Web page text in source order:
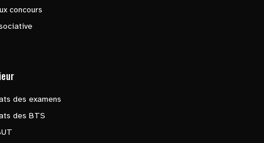
concours
des examens
des BTS